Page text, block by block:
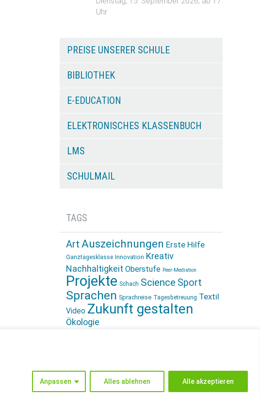
Anpassen Alles ablehnen Alle akzeptieren
Uhr
PREISE UNSERER SCHULE
BIBLIOTHEK
E-EDUCATION
ELEKTRONISCHES KLASSENBUCH
LMS
SCHULMAIL
TAGS
Art Auszeichnungen Erste Hilfe
Ganztagesklasse Innovation Kreativ
Nachhaltigkeit Oberstufe Peer-Mediation
Projekte Schach Science Sport
Sprachen Sprachreise Tagesbetreuung Textil
Video Zukunft gestalten
Ökologie
INSTAGRAM